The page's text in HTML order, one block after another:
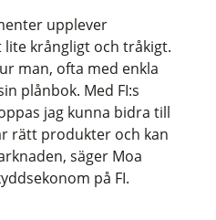
upplever
krångligt och tråkigt.
man, ofta med enkla
plånbok. Med FI:s
jag kunna bidra till
rätt produkter och kan
säger Moa
på FI.